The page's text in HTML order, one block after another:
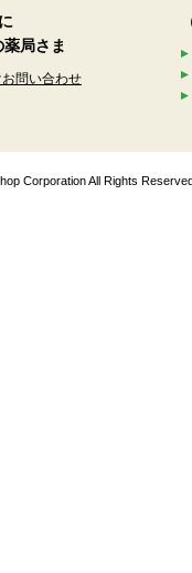
局さま
問い合わせ
Corporation All Rights